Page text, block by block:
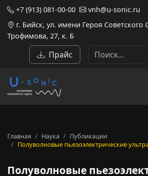
+7 (913) 081-00-00
vnh@u-sonic.ru
г. Бийск, ул. имени Героя Советского
Трофимова, 27, к. Б
Прайс
Главная Наука
Публикации
Полуволновые пьезоэлектрические
Полуволновые